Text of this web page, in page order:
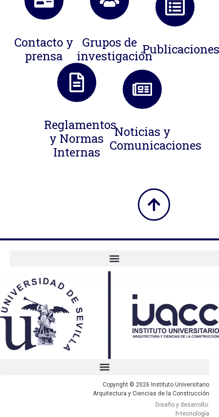
Contacto y
prensa
Grupos de
investigación
Reglamentos
y Normas
Internas
Noticias y
Comunicaciones
Copyright © 2026 Instituto Universitario
Arquitectura y Ciencias de la Construcción
Diseño y desarrollo:
h-tecnología